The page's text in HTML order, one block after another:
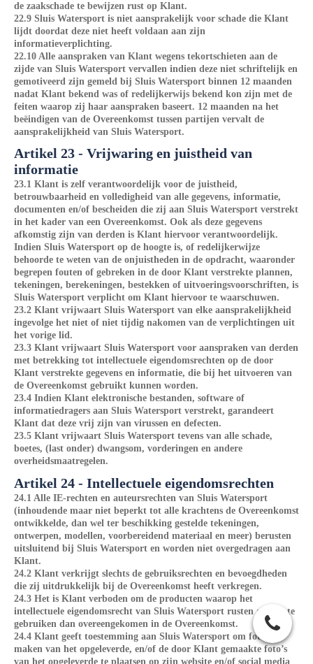
de zaakschade te bewijzen rust op Klant.
22.9 Sluis Watersport is niet aansprakelijk voor schade die Klant
lijdt doordat deze niet heeft voldaan aan zijn
informatieverplichting.
22.10 Alle aanspraken van Klant wegens tekortschieten aan de
zijde van Sluis Watersport vervallen indien deze niet schriftelijk en
gemotiveerd zijn gemeld bij Sluis Watersport binnen 12 maanden
nadat Klant bekend was of redelijkerwijs bekend kon zijn met de
feiten waarop zij haar aanspraken baseert. 12 maanden na het
beëindigen van de Overeenkomst tussen partijen vervalt de
aansprakelijkheid van Sluis Watersport.
Artikel 23 - Vrijwaring en juistheid van
informatie
23.1 Klant is zelf verantwoordelijk voor de juistheid,
betrouwbaarheid en volledigheid van alle gegevens, informatie,
documenten en/of bescheiden die zij aan Sluis Watersport verstrekt
in het kader van een Overeenkomst. Ook als deze gegevens
afkomstig zijn van derden is Klant hiervoor verantwoordelijk.
Indien Sluis Watersport op de hoogte is, of redelijkerwijze
behoorde te weten van de onjuistheden in de opdracht, waaronder
begrepen fouten of gebreken in de door Klant verstrekte plannen,
tekeningen, berekeningen, bestekken of uitvoeringsvoorschriften, is
Sluis Watersport verplicht om Klant hiervoor te waarschuwen.
23.2 Klant vrijwaart Sluis Watersport van elke aansprakelijkheid
ingevolge het niet of niet tijdig nakomen van de verplichtingen uit
het vorige lid.
23.3 Klant vrijwaart Sluis Watersport voor aanspraken van derden
met betrekking tot intellectuele eigendomsrechten op de door
Klant verstrekte gegevens en informatie, die bij het uitvoeren van
de Overeenkomst gebruikt kunnen worden.
23.4 Indien Klant elektronische bestanden, software of
informatiedragers aan Sluis Watersport verstrekt, garandeert
Klant dat deze vrij zijn van virussen en defecten.
23.5 Klant vrijwaart Sluis Watersport tevens van alle schade,
boetes, (last onder) dwangsom, vorderingen en andere
overheidsmaatregelen.
Artikel 24 - Intellectuele eigendomsrechten
24.1 Alle IE-rechten en auteursrechten van Sluis Watersport
(inhoudende maar niet beperkt tot alle krachtens de Overeenkomst
ontwikkelde, dan wel ter beschikking gestelde tekeningen,
ontwerpen, modellen, voorbereidend materiaal en meer) berusten
uitsluitend bij Sluis Watersport en worden niet overgedragen aan
Klant.
24.2 Klant verkrijgt slechts de gebruiksrechten en bevoegdheden
die zij uitdrukkelijk bij de Overeenkomst heeft verkregen.
24.3 Het is Klant verboden om de producten waarop het
intellectuele eigendomsrecht van Sluis Watersport rusten anders te
gebruiken dan overeengekomen in de Overeenkomst.
24.4 Klant geeft toestemming aan Sluis Watersport om foto’s te
maken van het opgeleverde, en/of de door Klant gemaakte foto’s
van het opgeleverde te plaatsen op zijn website en/of social media